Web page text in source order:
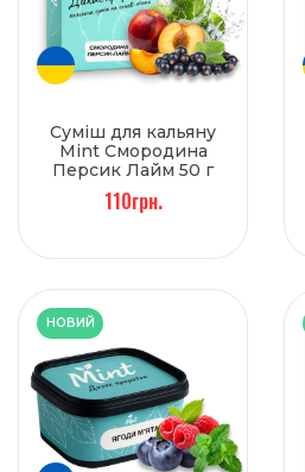
Суміш для кальяну
Mint Смородина
Персик Лайм 50 г
110грн.
НОВИЙ